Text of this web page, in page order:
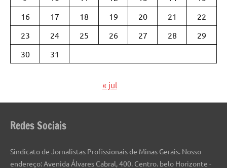
16
17 18 19 20 21
22
23
24 25 26 27 28
29
30
31
« jul
Redes Sociais
Sindicato de Jornalistas Profissionais de Minas Gerais. Nosso
endereço: Avenida Álvares Cabral, 400. Centro. belo Horizonte -